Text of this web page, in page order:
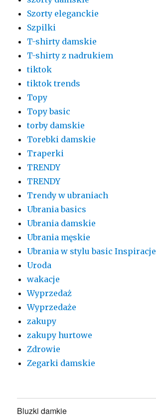
Szorty eleganckie
Szpilki
T-shirty damskie
T-shirty z nadrukiem
tiktok
tiktok trends
Topy
Topy basic
torby damskie
Torebki damskie
Traperki
TRENDY
TRENDY
Trendy w ubraniach
Ubrania basics
Ubrania damskie
Ubrania męskie
Ubrania w stylu basic Inspiracje
Uroda
wakacje
Wyprzedaż
Wyprzedaże
zakupy
zakupy hurtowe
Zdrowie
Zegarki damskie
Bluzki damkie